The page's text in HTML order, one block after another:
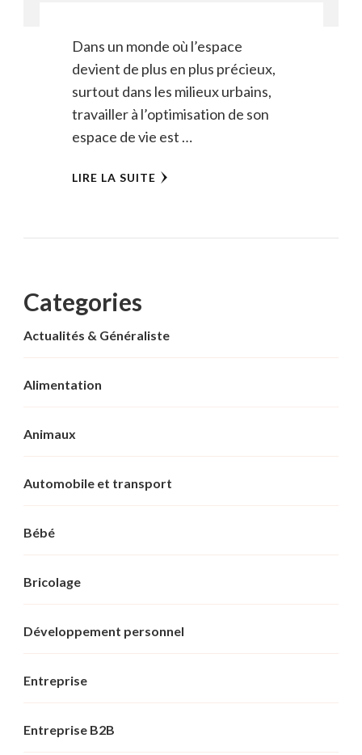
Dans un monde où l’espace
devient de plus en plus précieux,
surtout dans les milieux urbains,
travailler à l’optimisation de son
espace de vie est …
LIRE LA SUITE
Categories
Actualités & Généraliste
Alimentation
Animaux
Automobile et transport
Bébé
Bricolage
Développement personnel
Entreprise
Entreprise B2B